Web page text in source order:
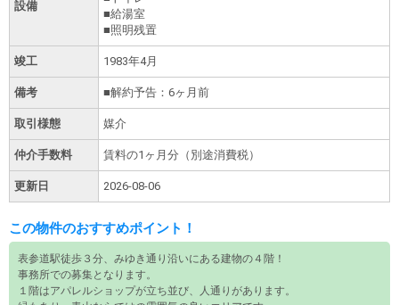
設備
■給湯室
■照明残置
竣工 1983年4月
備考 ■解約予告：6ヶ月前
取引様態 媒介
仲介手数料 賃料の1ヶ月分（別途消費税）
更新日 2026-08-06
この物件のおすすめポイント！
表参道駅徒歩３分、みゆき通り沿いにある建物の４階！
事務所での募集となります。
１階はアパレルショップが立ち並び、人通りがあります。